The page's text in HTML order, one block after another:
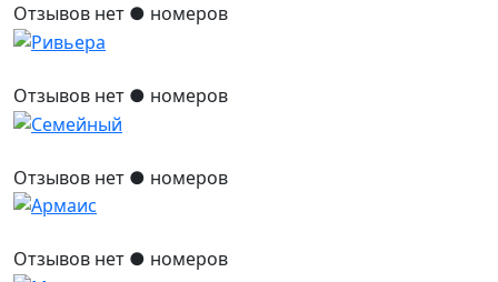
Отзывов нет ● номеров
Отзывов нет ● номеров
Отзывов нет ● номеров
Отзывов нет ● номеров